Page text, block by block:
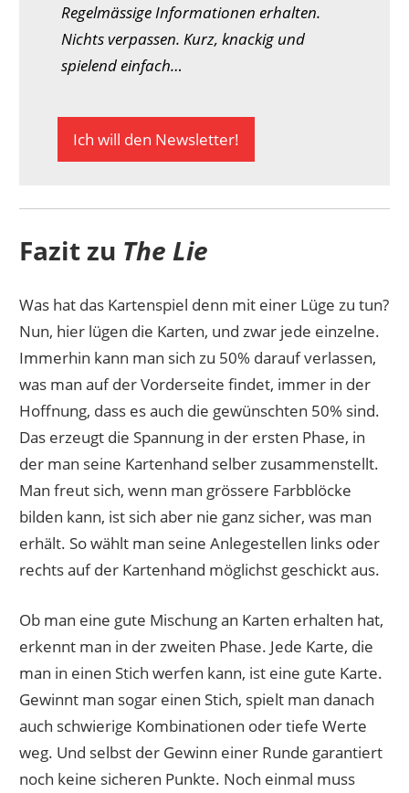
Regelmässige Informationen erhalten.
Nichts verpassen. Kurz, knackig und
spielend einfach…
Ich will den Newsletter!
Fazit zu The Lie
Was hat das Kartenspiel denn mit einer Lüge zu tun?
Nun, hier lügen die Karten, und zwar jede einzelne.
Immerhin kann man sich zu 50% darauf verlassen,
was man auf der Vorderseite findet, immer in der
Hoffnung, dass es auch die gewünschten 50% sind.
Das erzeugt die Spannung in der ersten Phase, in
der man seine Kartenhand selber zusammenstellt.
Man freut sich, wenn man grössere Farbblöcke
bilden kann, ist sich aber nie ganz sicher, was man
erhält. So wählt man seine Anlegestellen links oder
rechts auf der Kartenhand möglichst geschickt aus.
Ob man eine gute Mischung an Karten erhalten hat,
erkennt man in der zweiten Phase. Jede Karte, die
man in einen Stich werfen kann, ist eine gute Karte.
Gewinnt man sogar einen Stich, spielt man danach
auch schwierige Kombinationen oder tiefe Werte
weg. Und selbst der Gewinn einer Runde garantiert
noch keine sicheren Punkte. Noch einmal muss